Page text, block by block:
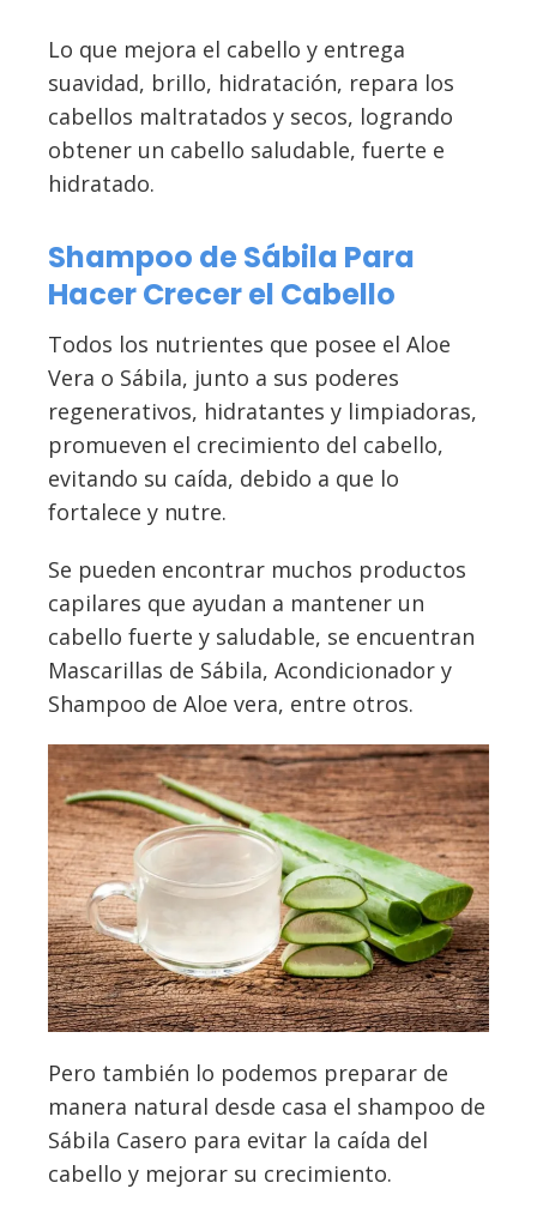
Lo que mejora el cabello y entrega
suavidad, brillo, hidratación, repara los
cabellos maltratados y secos, logrando
obtener un cabello saludable, fuerte e
hidratado.
Shampoo de Sábila Para
Hacer Crecer el Cabello
Todos los nutrientes que posee el Aloe
Vera o Sábila, junto a sus poderes
regenerativos, hidratantes y limpiadoras,
promueven el crecimiento del cabello,
evitando su caída, debido a que lo
fortalece y nutre.
Se pueden encontrar muchos productos
capilares que ayudan a mantener un
cabello fuerte y saludable, se encuentran
Mascarillas de Sábila, Acondicionador y
Shampoo de Aloe vera, entre otros.
Pero también lo podemos preparar de
manera natural desde casa el shampoo de
Sábila Casero para evitar la caída del
cabello y mejorar su crecimiento.